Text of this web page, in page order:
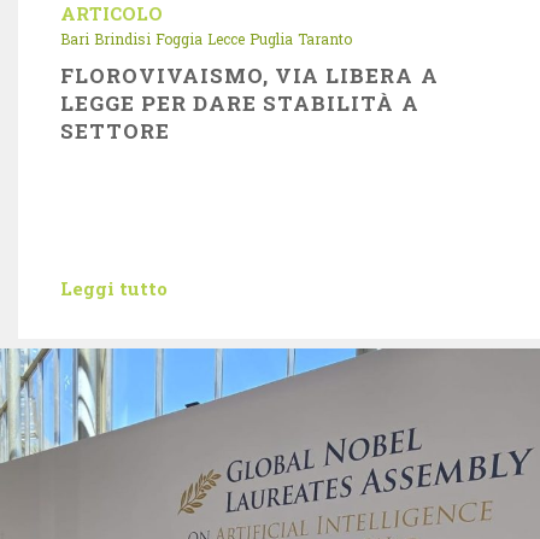
ARTICOLO
Bari Brindisi Foggia Lecce Puglia Taranto
FLOROVIVAISMO, VIA LIBERA A
LEGGE PER DARE STABILITÀ A
SETTORE
Leggi tutto